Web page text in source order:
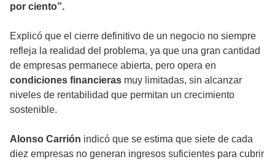
por ciento”.
Explicó que el cierre definitivo de un negocio no siempre
refleja la realidad del problema, ya que una gran cantidad
de empresas permanece abierta, pero opera en
condiciones financieras muy limitadas, sin alcanzar
niveles de rentabilidad que permitan un crecimiento
sostenible.
Alonso Carrión indicó que se estima que siete de cada
diez empresas no generan ingresos suficientes para cubrir